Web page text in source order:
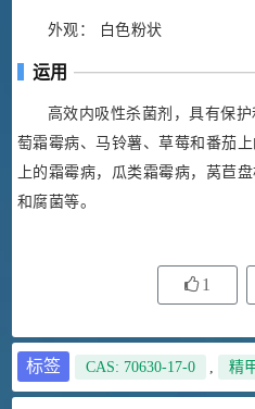
外观： 白色粉状
运用
高效内吸性杀菌剂，具有保
萄霜霉病、马铃薯、草莓和番茄
上的霜霉病，瓜类霜霉病，莴苣
和腐菌等。
1
标签 CAS: 70630-17-0 , 精